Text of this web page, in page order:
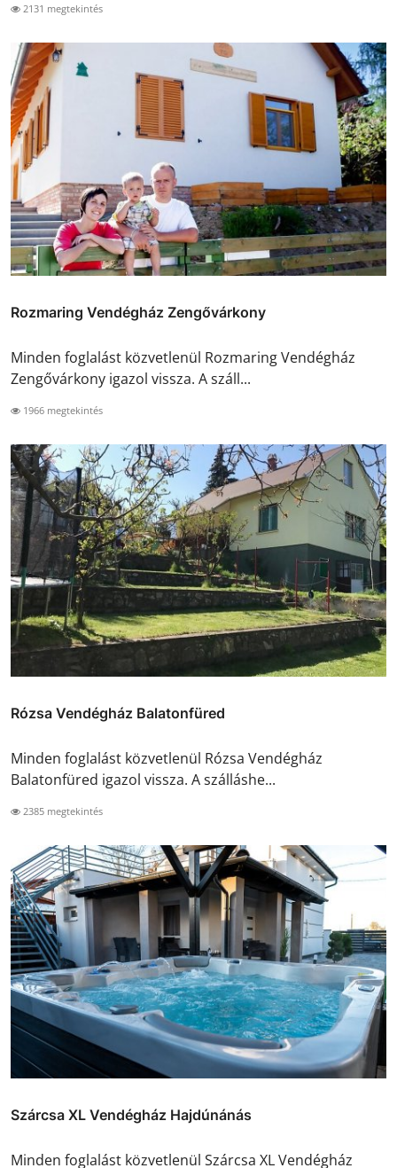
2131 megtekintés
Rozmaring Vendégház Zengővárkony
Minden foglalást közvetlenül Rozmaring Vendégház
Zengővárkony igazol vissza. A száll...
1966 megtekintés
Rózsa Vendégház Balatonfüred
Minden foglalást közvetlenül Rózsa Vendégház
Balatonfüred igazol vissza. A szálláshe...
2385 megtekintés
Szárcsa XL Vendégház Hajdúnánás
Minden foglalást közvetlenül Szárcsa XL Vendégház